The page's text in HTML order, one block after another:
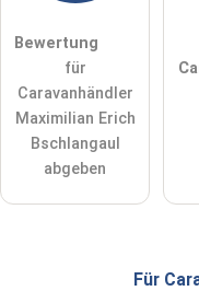
öffentliche Frage
Besucher sichtbar
Klicken Sie hier um
Caravanhändler-Eintrag
Bewertung
für
Caravanhändler
Maximilian Erich
Bschlangaul
abgeben
Für